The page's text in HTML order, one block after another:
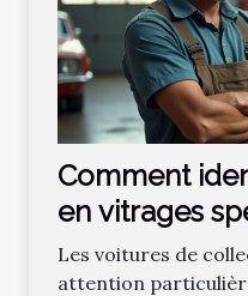
Comment
en vitrages
voitures de
Les voitures de
attention